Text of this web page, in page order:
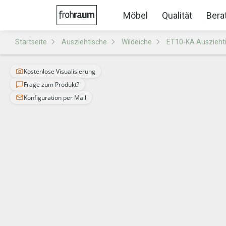
Möbel Qualität
Startseite Ausziehtische Wildeiche ET10-KA
Kostenlose Visualisierung
Frage zum Produkt?
Konfiguration per Mail